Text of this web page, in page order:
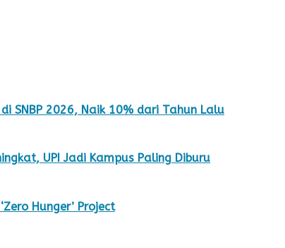
SNBP 2026, Naik 10% dari Tahun Lalu
UPI Jadi Kampus Paling Diburu
Hunger’ Project